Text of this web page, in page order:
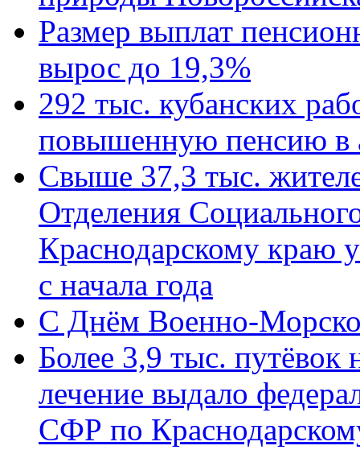
Размер выплат
вырос до 19,3%
292 тыс. кубанских
повышенную пенсию в
Свыше 37,3 тыс.
Отделения
Краснодарскому краю
с начала года
C Днём Военно-
Более 3,9 тыс. путёвок
лечение выдало
СФР по